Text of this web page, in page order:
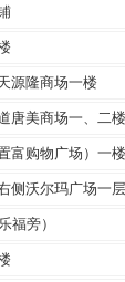
源隆商场一楼
唐美商场一、二楼
富购物广场）一楼
侧沃尔玛广场一
福旁）